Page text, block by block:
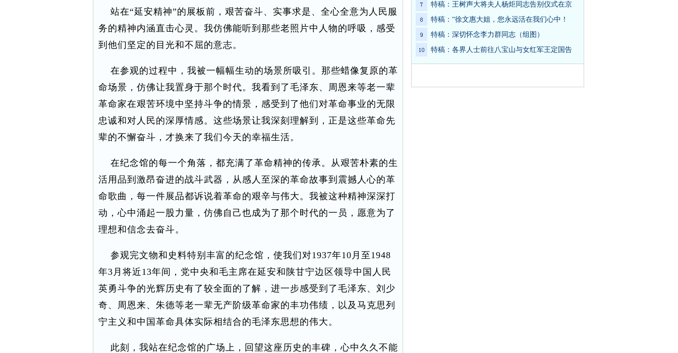
站在“延安精神”的展板前，艰苦奋斗、实事求是、全心全意为人民服
务的精神内涵直击心灵。我仿佛能听到那些老照片中人物的呼吸，感受
到他们坚定的目光和不屈的意志。
在参观的过程中，我被一幅幅生动的场景所吸引。那些蜡像复原的革
命场景，仿佛让我置身于那个时代。我看到了毛泽东、周恩来等老一辈
革命家在艰苦环境中坚持斗争的情景，感受到了他们对革命事业的无限
忠诚和对人民的深厚情感。这些场景让我深刻理解到，正是这些革命先
辈的不懈奋斗，才换来了我们今天的幸福生活。
在纪念馆的每一个角落，都充满了革命精神的传承。从艰苦朴素的生
活用品到激昂奋进的战斗武器，从感人至深的革命故事到震撼人心的革
命歌曲，每一件展品都诉说着革命的艰辛与伟大。我被这种精神深深打
动，心中涌起一股力量，仿佛自己也成为了那个时代的一员，愿意为了
理想和信念去奋斗。
参观完文物和史料特别丰富的纪念馆，使我们对1937年10月至1948
年3月将近13年间，党中央和毛主席在延安和陕甘宁边区领导中国人民
英勇斗争的光辉历史有了较全面的了解，进一步感受到了毛泽东、刘少
奇、周恩来、朱德等老一辈无产阶级革命家的丰功伟绩，以及马克思列
宁主义和中国革命具体实际相结合的毛泽东思想的伟大。
此刻，我站在纪念馆的广场上，回望这座历史的丰碑，心中久久不能
特稿：王树声大将夫人杨炬同志告别仪式在京
特稿：“徐文惠大姐，您永远活在我们心中！
特稿：深切怀念李力群同志（组图）
特稿：各界人士前往八宝山与女红军王定国告